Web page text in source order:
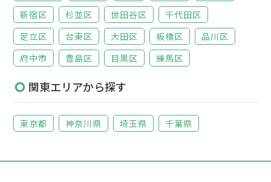
新宿区
杉並区 世田谷区
千代田区
足立区
台東区 大田区 板橋区
品川区
府中市
豊島区 目黒区 練馬区
関東エリアから探す
東京都 神奈川県 埼玉県 千葉県